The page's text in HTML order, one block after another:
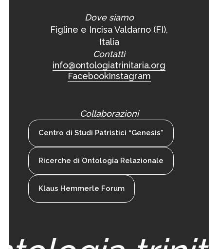
Dove siamo
Figline e Incisa Valdarno (FI),
Italia
Contatti
info@ontologiatrinitaria.org
FacebookInstagram
Collaborazioni
Centro di Studi Patristici “Genesis”
Ricerche di Ontologia Relazionale
Klaus Hemmerle Forum